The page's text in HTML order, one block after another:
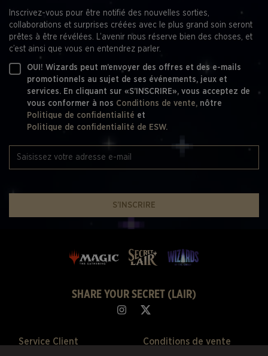
Inscrivez-vous pour être notifié des nouvelles sorties,
collaborations et surprises créées avec le plus grand soin seront
prêtes à être révélées. L’avenir nous réserve bien des choses, et
c’est ainsi que vous en entendrez parler.
OUI! Wizards peut m’envoyer des offres et des e-mails
promotionnels au sujet de ses événements, jeux et
services. En cliquant sur «S’INSCRIRE», vous acceptez de
vous conformer à nos Conditions de vente, nôtre
Politique de confidentialité et
Politique de confidentialité de ESW.
S’INSCRIRE
SHARE YOUR SECRET (LAIR)
Service Client Conditions de vente